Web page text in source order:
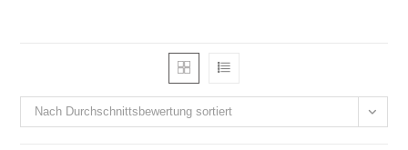
Nach Durchschnittsbewertung sortiert